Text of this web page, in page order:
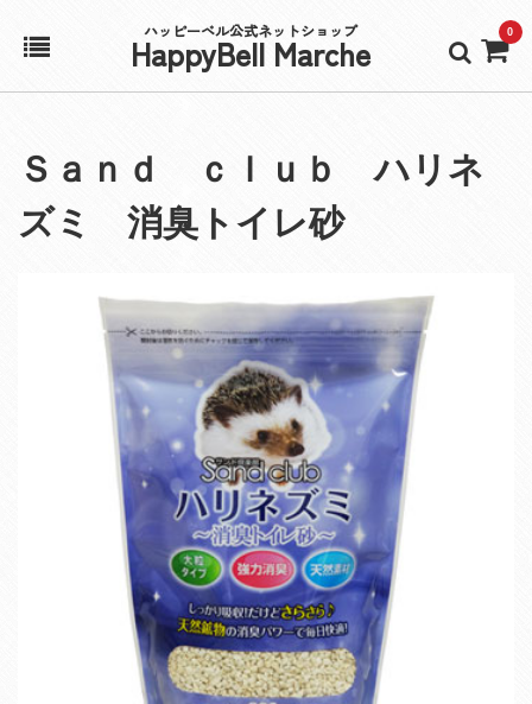
ハッピーベル公式ネットショップ
HappyBell Marche 0
アカウント
カート
Ｓａｎｄ ｃｌｕｂ ハリネ
ズミ 消臭トイレ砂